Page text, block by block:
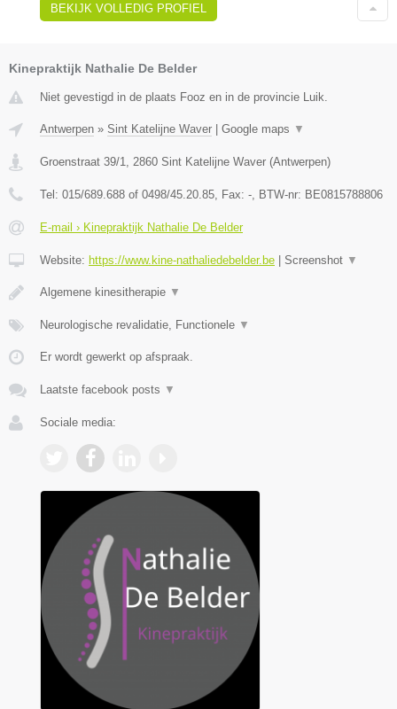
BEKIJK VOLLEDIG PROFIEL
Kinepraktijk Nathalie De Belder
Niet gevestigd in de plaats Fooz en in de provincie Luik.
Antwerpen » Sint Katelijne Waver Google maps ▼
Groenstraat 39/1 2860 Sint Katelijne Waver (Antwerpen)
Tel: 015/689.688 of 0498/45.20.85 , Fax: - , BTW-nr: BE0815788806
E-mail › Kinepraktijk Nathalie De Belder
Website: https://www.kine-nathaliedebelder.be Screenshot ▼
Algemene kinesitherapie ▼
Neurologische revalidatie, Functionele ▼
Er wordt gewerkt op afspraak.
Laatste facebook posts ▼
Sociale media: